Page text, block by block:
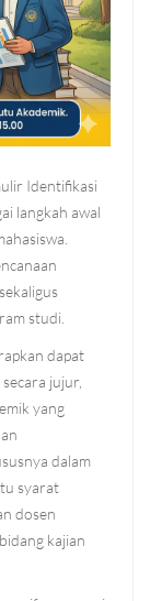
Identifikasi
langkah awal
studi.
dapat
jujur,
yang
dalam
syarat
dosen
kajian